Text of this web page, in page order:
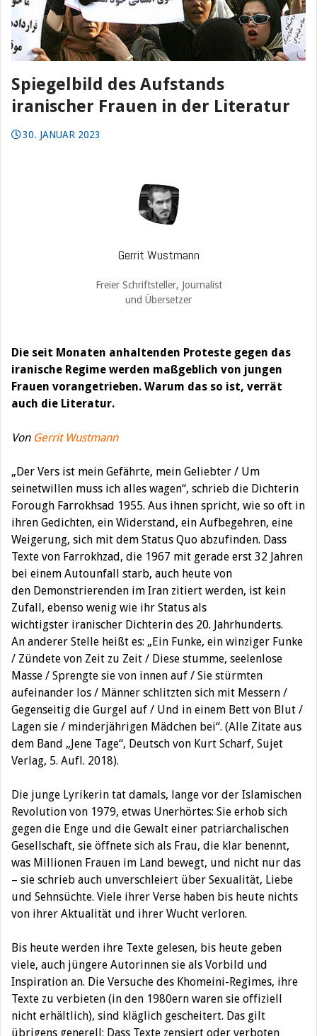
Spiegelbild des Aufstands
iranischer Frauen in der Literatur
30. JANUAR 2023
Gerrit Wustmann
Freier Schriftsteller, Journalist
und Übersetzer
Die seit Monaten anhaltenden Proteste gegen das
iranische Regime werden maßgeblich von jungen
Frauen vorangetrieben. Warum das so ist, verrät
auch die Literatur.
Von Gerrit Wustmann
„Der Vers ist mein Gefährte, mein Geliebter / Um
seinetwillen muss ich alles wagen“, schrieb die Dichterin
Forough Farrokhsad 1955. Aus ihnen spricht, wie so oft in
ihren Gedichten, ein Widerstand, ein Aufbegehren, eine
Weigerung, sich mit dem Status Quo abzufinden. Dass
Texte von Farrokhzad, die 1967 mit gerade erst 32 Jahren
bei einem Autounfall starb, auch heute von
den Demonstrierenden im Iran zitiert werden, ist kein
Zufall, ebenso wenig wie ihr Status als
wichtigster iranischer Dichterin des 20. Jahrhunderts.
An anderer Stelle heißt es: „Ein Funke, ein winziger Funke
/ Zündete von Zeit zu Zeit / Diese stumme, seelenlose
Masse / Sprengte sie von innen auf / Sie stürmten
aufeinander los / Männer schlitzten sich mit Messern /
Gegenseitig die Gurgel auf / Und in einem Bett von Blut /
Lagen sie / minderjährigen Mädchen bei“. (Alle Zitate aus
dem Band „Jene Tage“, Deutsch von Kurt Scharf, Sujet
Verlag, 5. Aufl. 2018).
Die junge Lyrikerin tat damals, lange vor der Islamischen
Revolution von 1979, etwas Unerhörtes: Sie erhob sich
gegen die Enge und die Gewalt einer patriarchalischen
Gesellschaft, sie öffnete sich als Frau, die klar benennt,
was Millionen Frauen im Land bewegt, und nicht nur das
– sie schrieb auch unverschleiert über Sexualität, Liebe
und Sehnsüchte. Viele ihrer Verse haben bis heute nichts
von ihrer Aktualität und ihrer Wucht verloren.
Bis heute werden ihre Texte gelesen, bis heute geben
viele, auch jüngere Autorinnen sie als Vorbild und
Inspiration an. Die Versuche des Khomeini-Regimes, ihre
Texte zu verbieten (in den 1980ern waren sie offiziell
nicht erhältlich), sind kläglich gescheitert. Das gilt
übrigens generell: Dass Texte zensiert oder verboten